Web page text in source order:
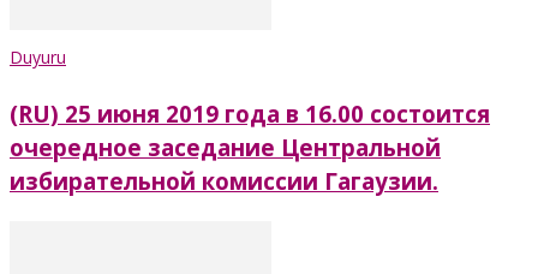
Duyuru
(RU) 25 июня 2019 года в 16.00 состоится
очередное заседание Центральной
избирательной комиссии Гагаузии.